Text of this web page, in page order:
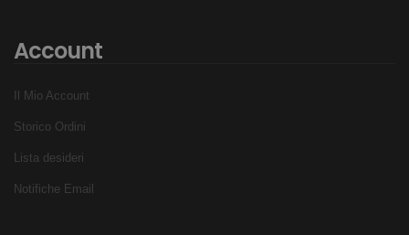
Account
Il Mio Account
Storico Ordini
Lista desideri
Notifiche Email